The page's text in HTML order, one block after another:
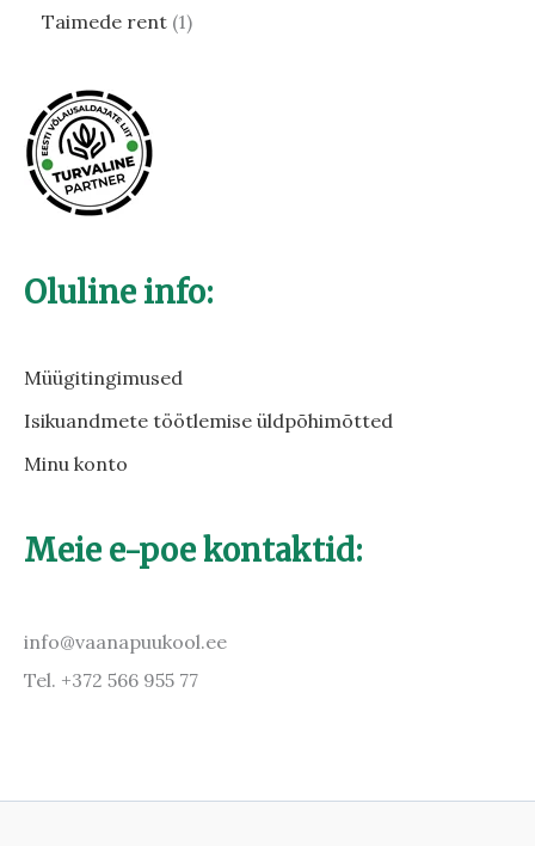
Taimede rent 1
Oluline info:
Müügitingimused
Isikuandmete töötlemise üldpõhimõtted
Minu konto
Meie e-poe kontaktid:
info@vaanapuukool.ee
Tel. +372 566 955 77